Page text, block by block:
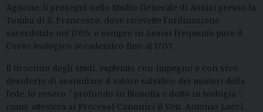
Agnone, li proseguì nello Studio Generale di Assisi presso la
Tomba di S. Francesco, dove ricevette l’ordinazione
sacerdotale nel 1705; e sempre in Assisi frequentò pure il
Corso teologico accademico fino al 1707.
Il tirocinio degli studi, espletato con impegno e con vivo
desiderio di assimilare il valore salvifico dei misteri della
fede, lo resero ” profondo in filosofia e dotto in teologia “,
come attesterà ai Processi Canonici il Ven. Antonio Lucci,